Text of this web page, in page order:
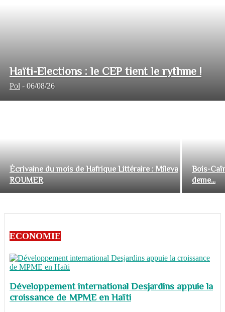
Haïti-Elections : le CEP tient le rythme !
Pol - 06/08/26
Écrivaine du mois de Hafrique Littéraire : Mileva
ROUMER
Bois-
deme...
ECONOMIE
Développement international Desjardins appuie la
croissance de MPME en Haïti